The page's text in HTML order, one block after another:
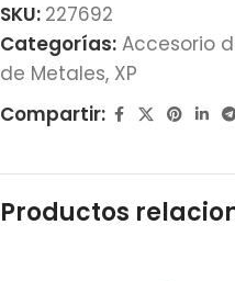
SKU: 227692
Categorías: Accesorio
de Metales, XP
Compartir:
Productos